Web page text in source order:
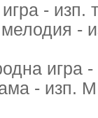
- изп.
-
игра -
- изп.